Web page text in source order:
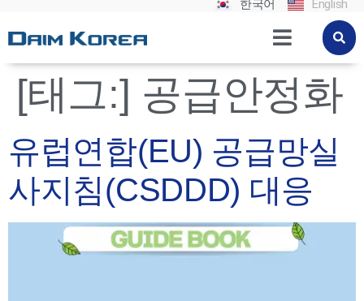
한국어 English
[태그:] 공급안정화
유럽연합(EU) 공급망실
사지침(CSDDD) 대응